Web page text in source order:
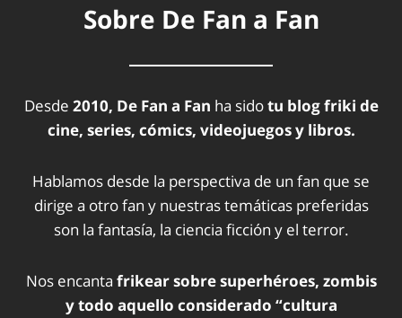
Sobre De Fan a Fan
Desde 2010, De Fan a Fan ha sidotu blog friki de
cine, series, cómics, videojuegos y libros.
Hablamos desde la perspectiva de un fan que se
dirige a otro fan y nuestras temáticas preferidas
son la fantasía, la ciencia ficción y el terror.
Nos encanta frikear sobre superhéroes, zombis
y todo aquello considerado “cultura